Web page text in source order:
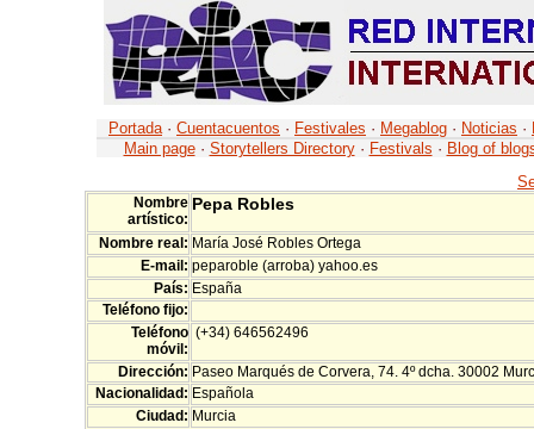
Portada · Cuentacuentos · Festivales · Megablog · Noticias ·
Main page · Storytellers Directory · Festivals · Blog of
Nombre
artístico:
Pepa Robles
Nombre real: María José Robles Ortega
E-mail: peparoble (arroba) yahoo.es
País: España
Teléfono fijo:
Teléfono
móvil:
(+34) 646562496
Dirección: Paseo Marqués de Corvera, 74. 4º dcha. 30002
Nacionalidad: Española
Ciudad: Murcia